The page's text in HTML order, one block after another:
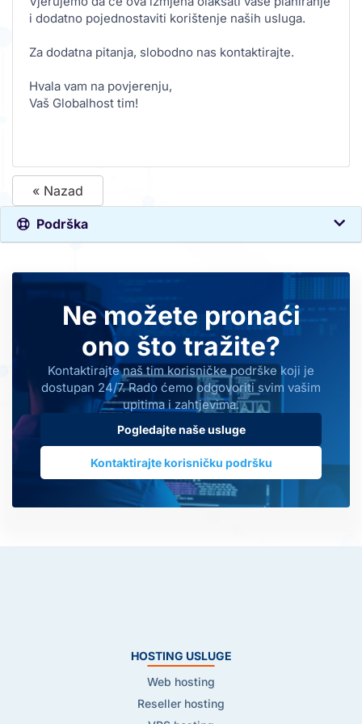
i dodatno pojednostaviti korištenje naših usluga.
Za dodatna pitanja, slobodno nas kontaktirajte.
Hvala vam na povjerenju,
Vaš Globalhost tim!
« Nazad
Podrška
Ne možete pronaći
ono što tražite?
Kontaktirajte naš tim korisničke podrške koji je
dostupan 24/7. Rado ćemo odgovoriti svim vašim
upitima i zahtjevima.
Pogledajte naše usluge
Kontaktirajte korisničku podršku
HOSTING USLUGE
Web hosting
Reseller hosting